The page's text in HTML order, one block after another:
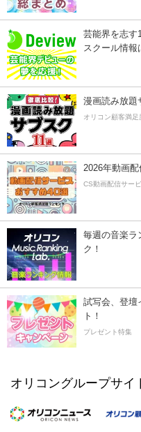
芸能界を志す
スクール情報
漫画読み放題
オリコン顧客満
2026年動画配
CS動画配信サー
毎週の音楽ラ
ク！
試写会、登壇
ト！
プレゼント特集
オリコングループサイ